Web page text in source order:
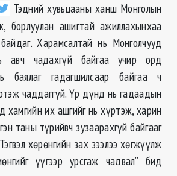
Тэдний хувьцааны ханш Монголын
борлуулан ашигтай ажиллахынхаа
Харамсалтай нь Монголчууд
авч чадахгүй байгаа учир орд
баялаг гадагшилсаар байгаа ч
чаддаггүй. Үр дүнд нь гадаадын
хамгийн их ашгийг нь хүртэж, харин
таны түрийвч зузаарахгүй байгааг
хөрөнгийн зах зээлээ хөгжүүлж
үүгээр урсгаж чадвал” бид